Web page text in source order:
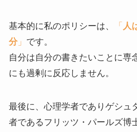
基本的に私のポリシーは、 「 人
分」 です。
自分は自分の書きたいことに専
にも過剰に反応しません。
最後に、心理学者でありゲシュ
者であるフリッツ・パールズ博